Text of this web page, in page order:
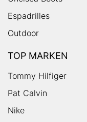
Espadrilles
Outdoor
TOP MARKEN
Tommy Hilfiger
Pat Calvin
Nike